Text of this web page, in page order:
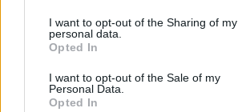
I want to opt-out of the Sharing of my
personal data.
Opted In
I want to opt-out of the Sale of my
Personal Data.
Opted In